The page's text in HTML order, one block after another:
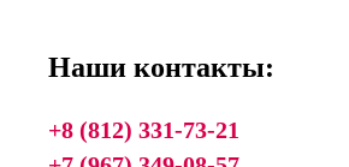
Наши контакты:
+8 (812) 331-73-21